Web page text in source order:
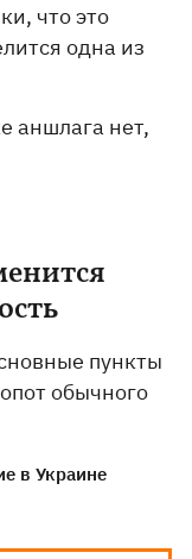
что это
одна из
аншлага нет,
пункты
обычного
в Украине